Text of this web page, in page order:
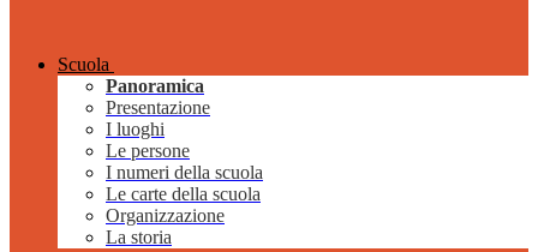
Scuola
Panoramica
Presentazione
I luoghi
Le persone
I numeri della scuola
Le carte della scuola
Organizzazione
La storia